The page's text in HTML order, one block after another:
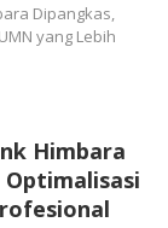
Dipangkas,
yang Lebih
Himbara
Optimalisasi